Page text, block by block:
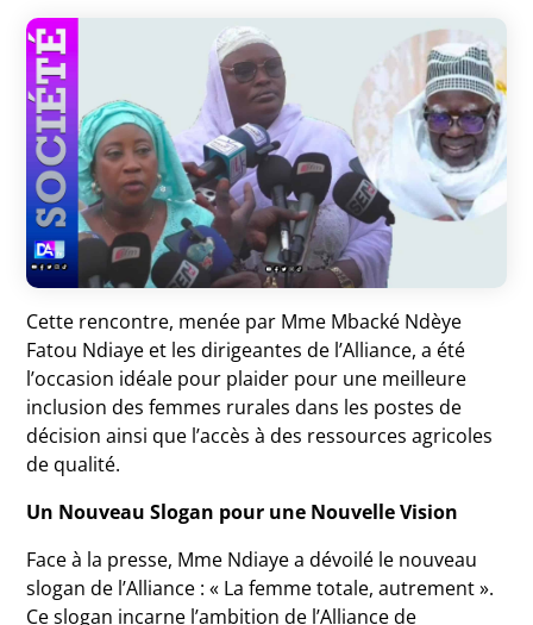
Cette rencontre, menée par Mme Mbacké Ndèye
Fatou Ndiaye et les dirigeantes de l’Alliance, a été
l’occasion idéale pour plaider pour une meilleure
inclusion des femmes rurales dans les postes de
décision ainsi que l’accès à des ressources agricoles
de qualité.
Un Nouveau Slogan pour une Nouvelle Vision
Face à la presse, Mme Ndiaye a dévoilé le nouveau
slogan de l’Alliance : « La femme totale, autrement ».
Ce slogan incarne l’ambition de l’Alliance de